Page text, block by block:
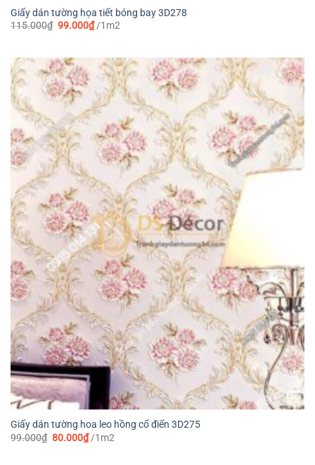
Giấy dán tường họa tiết bóng bay 3D278
115.000₫ Giá
99.000₫Giá
hiện
99.000₫.
/1m2
Giấy dán tường hoa leo hồng cổ điển 3D275
99.000₫ Giá
80.000₫Giá
hiện
/1m2